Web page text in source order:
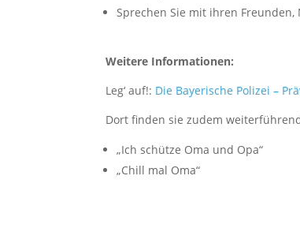
Sprechen Sie mit ihren
Weitere Informationen:
Leg‘ auf!: Die Bayerische Polizei –
Dort finden sie zudem
„Ich schütze Oma und Opa“
„Chill mal Oma“